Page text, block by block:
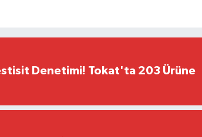
Denetimi! Tokat'ta 203 Ürüne